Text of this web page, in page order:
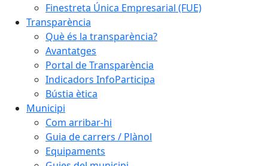
Finestreta Única Empresarial (FUE)
Transparència
Què és la transparència?
Avantatges
Portal de Transparència
Indicadors InfoParticipa
Bústia ètica
Municipi
Com arribar-hi
Guia de carrers / Plànol
Equipaments